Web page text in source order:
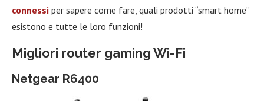
connessi per sapere come fare, quali prodotti “smart home”
esistono e tutte le loro funzioni!
Migliori router gaming Wi-Fi
Netgear R6400